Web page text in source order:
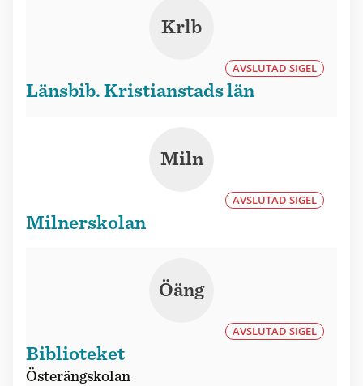
Krlb
AVSLUTAD SIGEL
Länsbib. Kristianstads län
Miln
AVSLUTAD SIGEL
Milnerskolan
Öäng
AVSLUTAD SIGEL
Biblioteket
Österängskolan